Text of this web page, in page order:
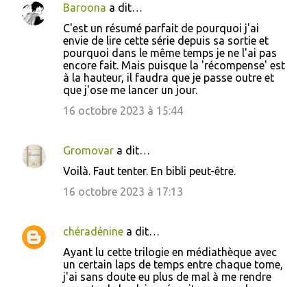
C
a
s
Baroona a dit…
C'est un résumé parfait de pourquoi j'ai
envie de lire cette série depuis sa sortie et
pourquoi dans le même temps je ne l'ai pas
encore fait. Mais puisque la 'récompense' est
à la hauteur, il faudra que je passe outre et
que j'ose me lancer un jour.
16 octobre 2023 à 15:44
Gromovar a dit…
Voilà. Faut tenter. En bibli peut-être.
16 octobre 2023 à 17:13
chéradénine a dit…
Ayant lu cette trilogie en médiathèque avec
un certain laps de temps entre chaque tome,
j'ai sans doute eu plus de mal à me rendre